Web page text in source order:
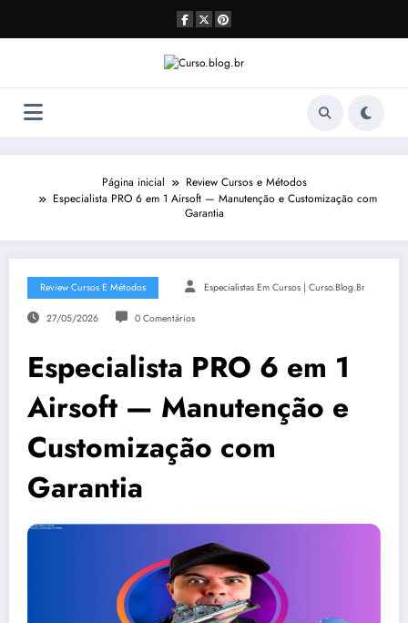
o
Página inicial
Review Cursos e Métodos
Especialista PRO 6 em 1 Airsoft — Manutenção e Customização com
Garantia
Review Cursos E Métodos Especialistas Em Cursos | Curso.blog.br
27/05/2026 0 Comentários
Especialista PRO 6 em 1
Airsoft — Manutenção e
Customização com
Garantia